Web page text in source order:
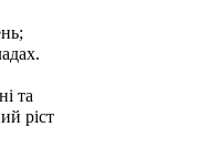
та
ріст